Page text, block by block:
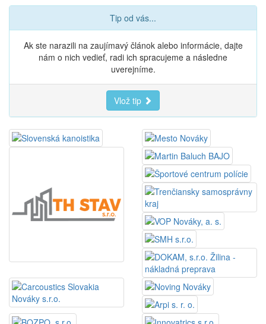
Tip od vás...
Ak ste narazili na zaujímavý článok alebo informácie, dajte
nám o nich vedieť, radi ich spracujeme a následne
uverejníme.
Vlož tip